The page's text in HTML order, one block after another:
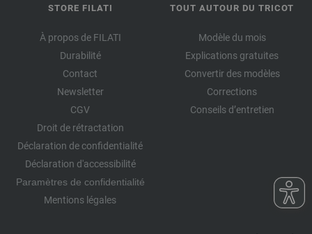
STORE FILATI
À propos de FILATI
Durabilité
Contact
Newsletter
CGV
Droit de rétractation
Déclaration de confidentialité
Déclaration d'accessibilité
Paramètres de confidentialité
Mentions légales
TOUT AUTOUR DU TRICOT
Modèle du mois
Explications gratuites
Convertir des modèles
Corrections
Conseils d’entretien